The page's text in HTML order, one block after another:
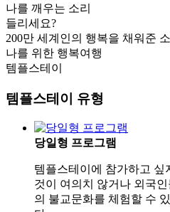
나를 깨우는 소리
들리세요?
200만 세계인의 행복을 채워준 소
나를 위한 행복여행
템플스테이
템플스테이 유형
당일형 프로그램
템플스테이에 참가하고 싶
것이 여의치 않거나 외국
의 불교문화를 체험할 수